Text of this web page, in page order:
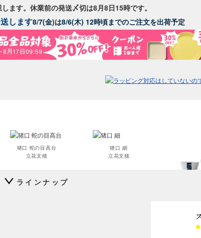
ます。休業前の発送〆切は8月8日15時です。
します8/7(金)は8/6(木) 12時頃までのご注文を出荷予定
猪口 蛇の目高台
立花文穂
猪口 細
立花文穂
長期欠品アイテム
ラインナップ